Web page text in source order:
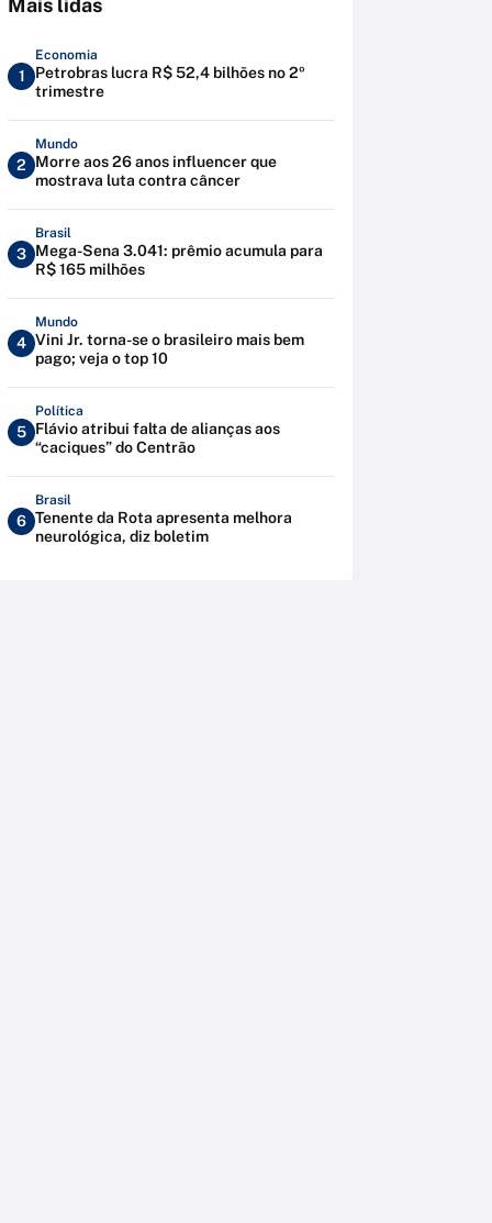
Mais lidas
1
Economia
Petrobras lucra R$ 52,4 bilhões no 2º
trimestre
2
Mundo
Morre aos 26 anos influencer que
mostrava luta contra câncer
3
Brasil
Mega-Sena 3.041: prêmio acumula para
R$ 165 milhões
4
Mundo
Vini Jr. torna-se o brasileiro mais bem
pago; veja o top 10
5
Política
Flávio atribui falta de alianças aos
“caciques” do Centrão
6
Brasil
Tenente da Rota apresenta melhora
neurológica, diz boletim